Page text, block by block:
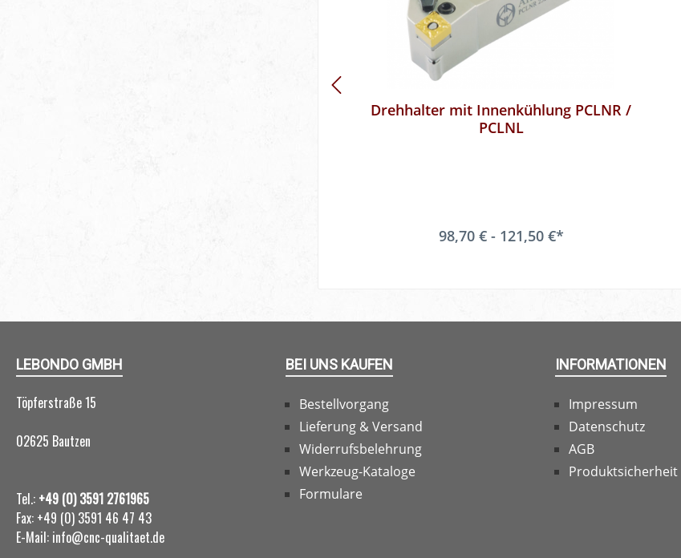
Drehhalter mit Innenkühlung PCLNR /
PCLNL
98,70 € - 121,50 €*
LEBONDO GMBH
Töpferstraße 15
02625 Bautzen
Tel.: +49 (0) 3591 2761965
Fax: +49 (0) 3591 46 47 43
E-Mail: info@cnc-qualitaet.de
BEI UNS KAUFEN
Bestellvorgang
Lieferung & Versand
Widerrufsbelehrung
Werkzeug-Kataloge
Formulare
INFORMATIONEN
Impressum
Datenschutz
AGB
Produktsicherheit